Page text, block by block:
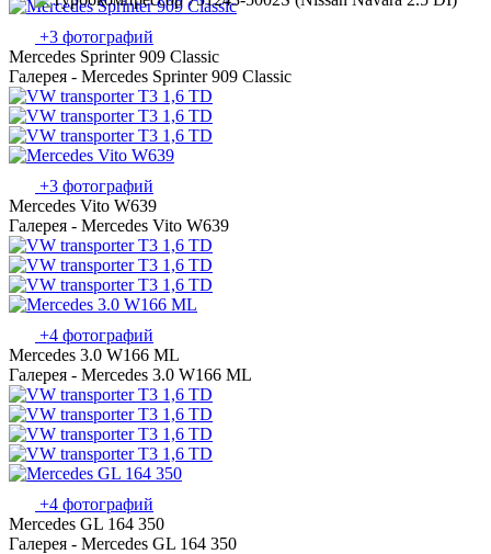
+3 фотографий
Mercedes Sprinter 909 Classic
Галерея - Mercedes Sprinter 909 Classic
+3 фотографий
Mercedes Vito W639
Галерея - Mercedes Vito W639
+4 фотографий
Mercedes 3.0 W166 ML
Галерея - Mercedes 3.0 W166 ML
+4 фотографий
Mercedes GL 164 350
Галерея - Mercedes GL 164 350